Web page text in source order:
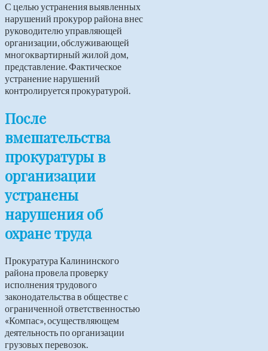
С целью устранения выявленных
нарушений прокурор района внес
руководителю управляющей
организации, обслуживающей
многоквартирный жилой дом,
представление. Фактическое
устранение нарушений
контролируется прокуратурой.
После
вмешательства
прокуратуры в
организации
устранены
нарушения об
охране труда
Прокуратура Калининского
района провела проверку
исполнения трудового
законодательства в обществе с
ограниченной ответственностью
«Компас», осуществляющем
деятельность по организации
грузовых перевозок.